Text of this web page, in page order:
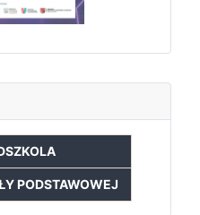
PODSTAWOWEJ